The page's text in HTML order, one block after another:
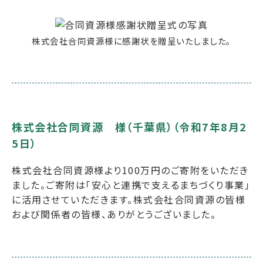
株式会社合同資源様に感謝状を贈呈いたしました。
株式会社合同資源 様（千葉県）（令和7年8月2
5日）
株式会社合同資源様より100万円のご寄附をいただき
ました。ご寄附は「安心と連携で支えるまちづくり事業」
に活用させていただきます。株式会社合同資源の皆様
および関係者の皆様、ありがとうございました。